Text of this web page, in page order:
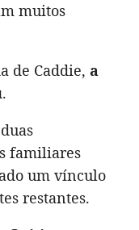
muitos
de Caddie, a
.
familiares
um vínculo
restantes.